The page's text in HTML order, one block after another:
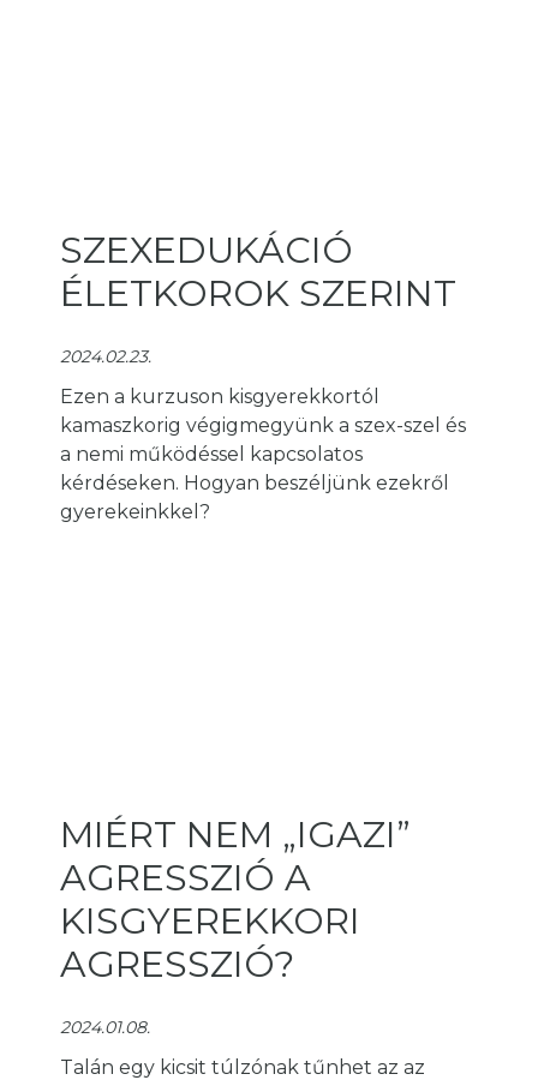
SZEXEDUKÁCIÓ
ÉLETKOROK SZERINT
2024.02.23.
Ezen a kurzuson kisgyerekkortól
kamaszkorig végigmegyünk a szex-szel és
a nemi működéssel kapcsolatos
kérdéseken. Hogyan beszéljünk ezekről
gyerekeinkkel?
MIÉRT NEM „IGAZI”
AGRESSZIÓ A
KISGYEREKKORI
AGRESSZIÓ?
2024.01.08.
Talán egy kicsit túlzónak tűnhet az az